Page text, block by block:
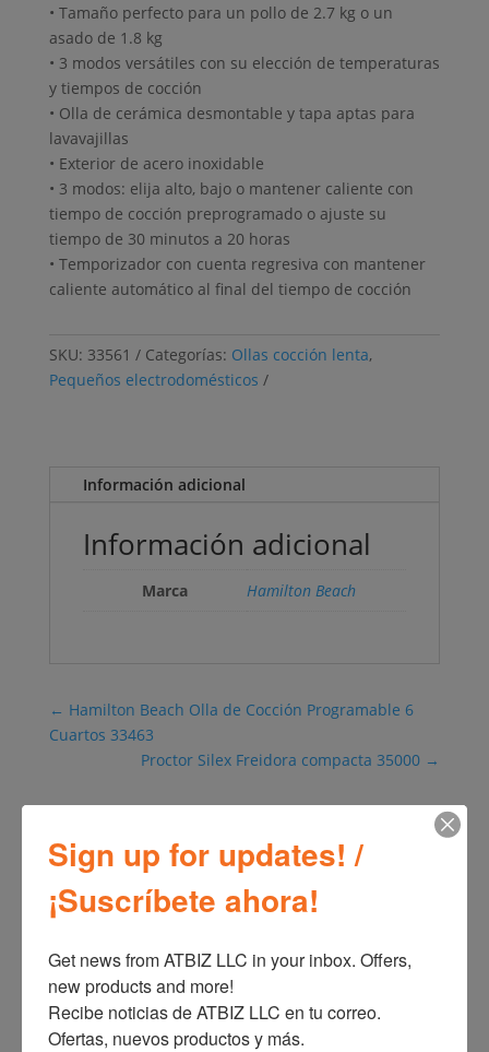
• Tamaño perfecto para un pollo de 2.7 kg o un
asado de 1.8 kg
• 3 modos versátiles con su elección de temperaturas
y tiempos de cocción
• Olla de cerámica desmontable y tapa aptas para
lavavajillas
• Exterior de acero inoxidable
• 3 modos: elija alto, bajo o mantener caliente con
tiempo de cocción preprogramado o ajuste su
tiempo de 30 minutos a 20 horas
• Temporizador con cuenta regresiva con mantener
caliente automático al final del tiempo de cocción
SKU: 33561 Categorías: Ollas cocción lenta,
Pequeños electrodomésticos
Información adicional
Información adicional
Marca Hamilton Beach
← Hamilton Beach Olla de Cocción Programable 6
Cuartos 33463
Proctor Silex Freidora compacta 35000 →
Productos relacionados
Sign up for updates! /
¡Suscríbete ahora!
Get news from ATBIZ LLC in your inbox. Offers,
new products and more!
Recibe noticias de ATBIZ LLC en tu correo.
Ofertas, nuevos productos y más.